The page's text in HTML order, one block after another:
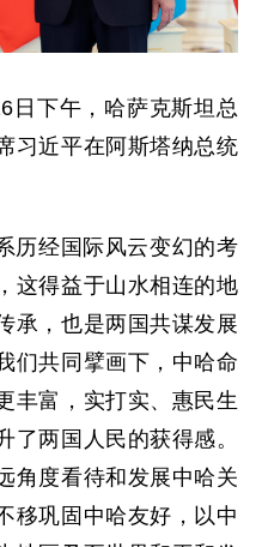
日下午，哈萨克斯坦总
习近平在阿斯塔纳总统
历经国际风云变幻的考
这得益于山水相连的地
承，也是两国共谋发展
们共同擘画下，中哈命
丰富，实打实、惠民生
了两国人民的获得感。
角度看待和发展中哈关
移巩固中哈友好，以中